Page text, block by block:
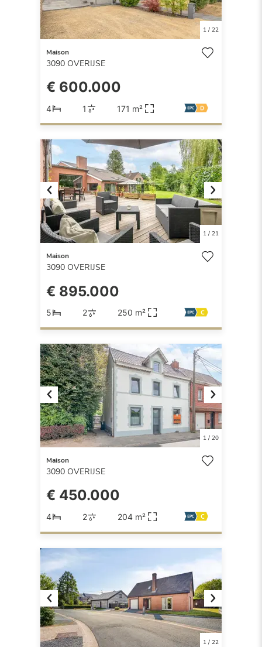
1/ 22
Maison
3090 OVERIJSE
€ 600.000
4 1 171 m²
Previous Next
1/ 21
Maison
3090 OVERIJSE
€ 895.000
5 2 250 m²
Previous Next
1/ 20
Maison
3090 OVERIJSE
€ 450.000
4 2 204 m²
Previous Next
1/ 22